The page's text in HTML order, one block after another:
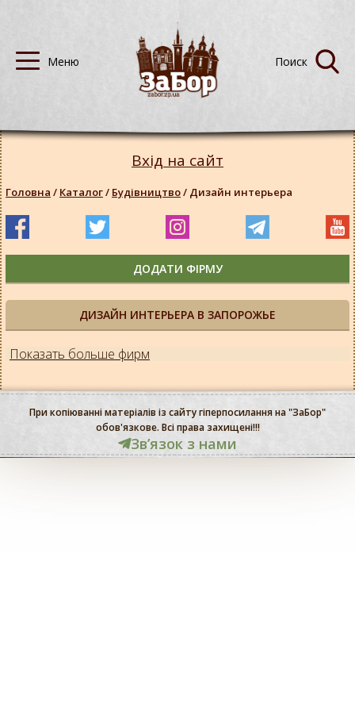
ДИЗАЙН ИНТЕРЬЕРА В ЗАПОРОЖЬЕ
Показать больше фирм
Вхід на сайт
Головна / Каталог/ Будівництво/ Дизайн интерьера
ДОДАТИ ФІРМУ
При копіюванні матеріалів із сайту гіперпосилання на "ЗаБор"
обов'язкове. Всі права захищені!!!
Звʼязок з нами